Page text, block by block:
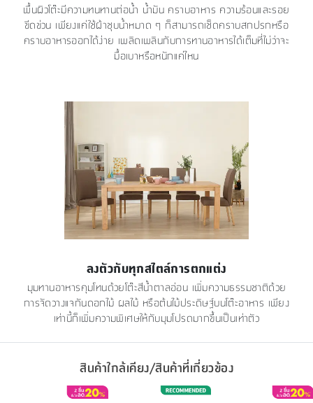
พื้นผิวโต๊ะมีความทนทานต่อน้ำ น้ำมัน คราบอาหาร ความร้อนและรอย
ขีดข่วน เพียงแค่ใช้ผ้าชุบน้ำหมาด ๆ ก็สามารถเช็ดคราบสกปรกหรือ
คราบอาหารออกได้ง่าย เพลิดเพลินกับการทานอาหารได้เต็มที่ไม่ว่าจะ
มื้อเบาหรือหนักแค่ไหน
ลงตัวกับทุกสไตล์การตกแต่ง
มุมทานอาหารคุมโทนด้วยโต๊ะสีน้ำตาลอ่อน เพิ่มความธรรมชาติด้วย
การจัดวางแจกันดอกไม้ ผลไม้ หรือต้นไม้ประดิษฐ์บนโต๊ะอาหาร เพียง
เท่านี้ก็เพิ่มความพิเศษให้กับมุมโปรดมากขึ้นเป็นเท่าตัว
สินค้าใกล้เคียง/สินค้าที่เกี่ยวข้อง